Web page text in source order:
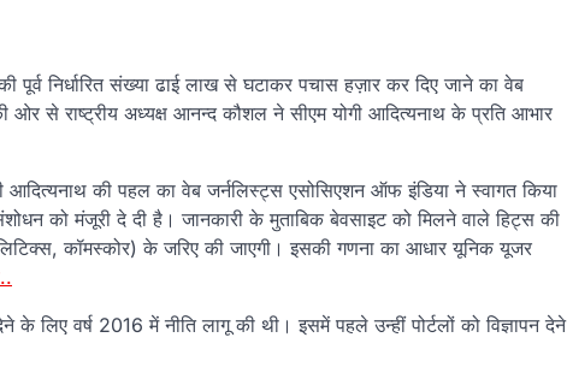
पूर्व निर्धारित संख्या ढाई लाख से घटाकर पचास हज़ार कर दिए जाने का वेब
से राष्ट्रीय अध्यक्ष आनन्द कौशल ने सीएम योगी आदित्यनाथ के प्रति आभार
आदित्यनाथ की पहल का वेब जर्नलिस्ट्स एसोसिएशन ऑफ इंडिया ने स्वागत किया
को मंजूरी दे दी है। जानकारी के मुताबिक बेवसाइट को मिलने वाले हिट्स की
कॉमस्कोर) के जरिए की जाएगी। इसकी गणना का आधार यूनिक यूजर
लिए वर्ष 2016 में नीति लागू की थी। इसमें पहले उन्हीं पोर्टलों को विज्ञापन देने